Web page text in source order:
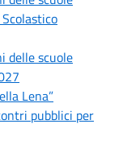
delle scuole
Lena”
pubblici per